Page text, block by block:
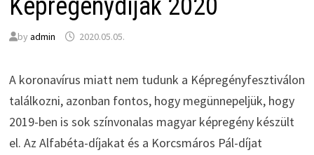
Képregénydíjak 2020
by admin 2020.05.05.
A koronavírus miatt nem tudunk a Képregényfesztiválon
találkozni, azonban fontos, hogy megünnepeljük, hogy
2019-ben is sok színvonalas magyar képregény készült
el. Az Alfabéta-díjakat és a Korcsmáros Pál-díjat